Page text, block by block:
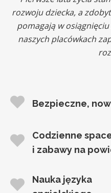
rozwoju dziecka, a
pomagają w osiągnięciu
naszych placówkach
Bezpieczne,
Codzienne
i zabawy na
Nauka języka